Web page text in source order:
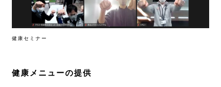
健康セミナー
健康メニューの提供